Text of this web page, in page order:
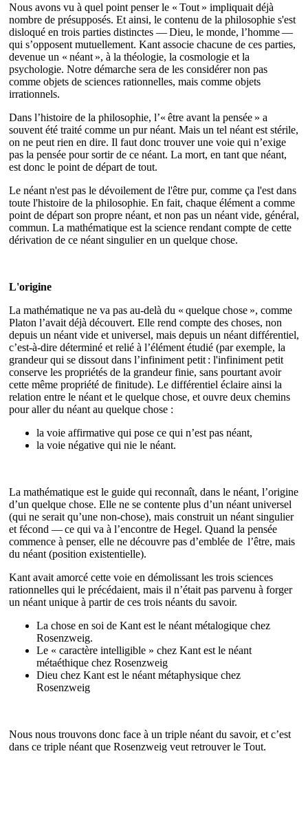
Nous avons vu à quel point penser le « Tout » impliquait déjà
nombre de présupposés. Et ainsi, le contenu de la philosophie s'est
disloqué en trois parties distinctes — Dieu, le monde, l’homme —
qui s’opposent mutuellement. Kant associe chacune de ces parties,
devenue un « néant », à la théologie, la cosmologie et la
psychologie. Notre démarche sera de les considérer non pas
comme objets de sciences rationnelles, mais comme objets
irrationnels.
Dans l’histoire de la philosophie, l’« être avant la pensée » a
souvent été traité comme un pur néant. Mais un tel néant est stérile,
on ne peut rien en dire. Il faut donc trouver une voie qui n’exige
pas la pensée pour sortir de ce néant. La mort, en tant que néant,
est donc le point de départ de tout.
Le néant n'est pas le dévoilement de l'être pur, comme ça l'est dans
toute l'histoire de la philosophie. En fait, chaque élément a comme
point de départ son propre néant, et non pas un néant vide, général,
commun. La mathématique est la science rendant compte de cette
dérivation de ce néant singulier en un quelque chose.
L'origine
La mathématique ne va pas au‐delà du « quelque chose », comme
Platon l’avait déjà découvert. Elle rend compte des choses, non
depuis un néant vide et universel, mais depuis un néant différentiel,
c’est‐à‐dire déterminé et relié à l’élément étudié (par exemple, la
grandeur qui se dissout dans l’infiniment petit : l'infiniment petit
conserve les propriétés de la grandeur finie, sans pourtant avoir
cette même propriété de finitude). Le différentiel éclaire ainsi la
relation entre le néant et le quelque chose, et ouvre deux chemins
pour aller du néant au quelque chose :
la voie affirmative qui pose ce qui n’est pas néant,
la voie négative qui nie le néant.
La mathématique est le guide qui reconnaît, dans le néant, l’origine
d’un quelque chose. Elle ne se contente plus d’un néant universel
(qui ne serait qu’une non‐chose), mais construit un néant singulier
et fécond — ce qui va à l’encontre de Hegel. Quand la pensée
commence à penser, elle ne découvre pas d’emblée de l’être, mais
du néant (position existentielle).
Kant avait amorcé cette voie en démolissant les trois sciences
rationnelles qui le précédaient, mais il n’était pas parvenu à forger
un néant unique à partir de ces trois néants du savoir.
La chose en soi de Kant est le néant métalogique chez
Rosenzweig.
Le « caractère intelligible » chez Kant est le néant
métaéthique chez Rosenzweig
Dieu chez Kant est le néant métaphysique chez
Rosenzweig
Nous nous trouvons donc face à un triple néant du savoir, et c’est
dans ce triple néant que Rosenzweig veut retrouver le Tout.